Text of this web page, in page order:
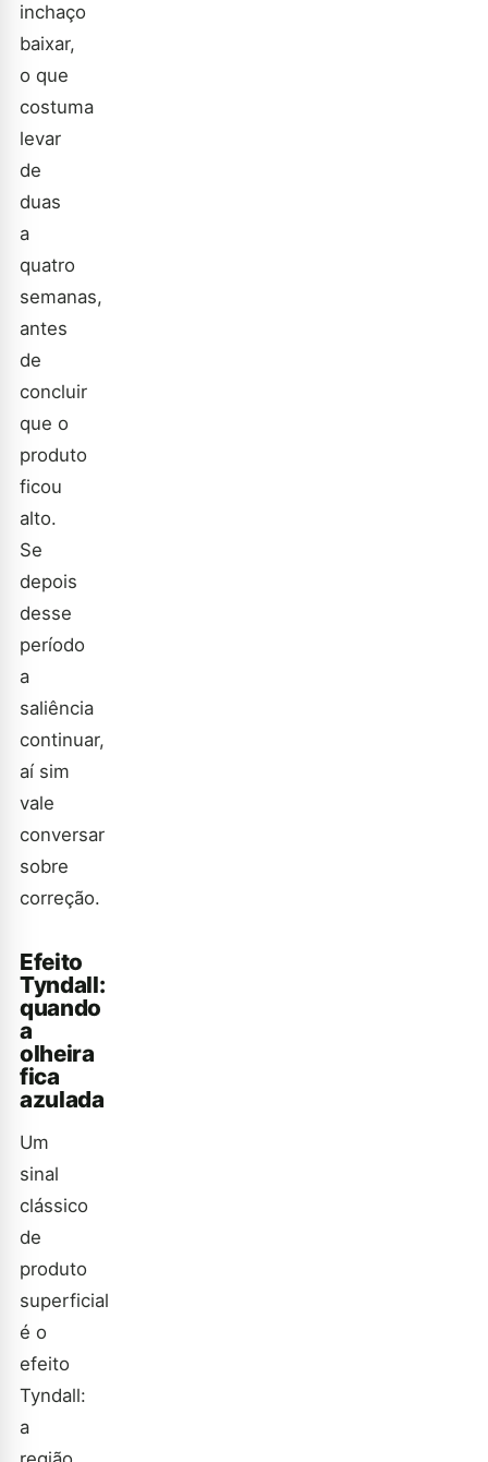
inchaço
baixar,
o que
costuma
levar
de
duas
a
quatro
semanas,
antes
de
concluir
que o
produto
ficou
alto.
Se
depois
desse
período
a
saliência
continuar,
aí sim
vale
conversar
sobre
correção.
Efeito
Tyndall:
quando
a
olheira
fica
azulada
Um
sinal
clássico
de
produto
superficial
é o
efeito
Tyndall:
a